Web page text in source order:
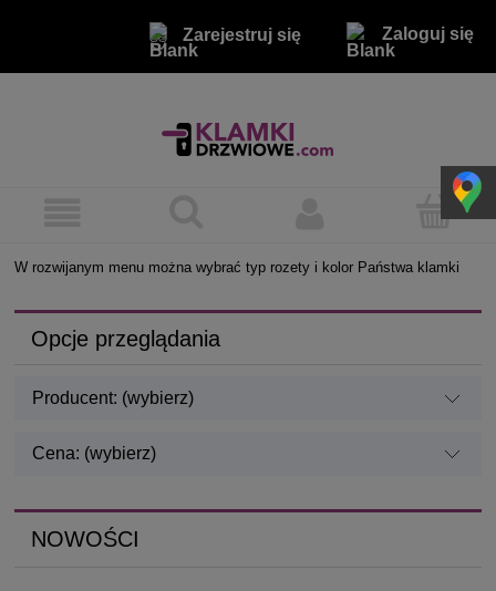
Zarejestruj się Zaloguj się
W rozwijanym menu można wybrać typ rozety i kolor Państwa klamki
Opcje przeglądania
Producent: (wybierz)
Cena: (wybierz)
NOWOŚCI